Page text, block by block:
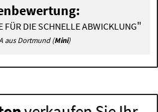
FÜR DIE SCHNELLE ABWICKLUNG"
aus Dortmund (Mini)